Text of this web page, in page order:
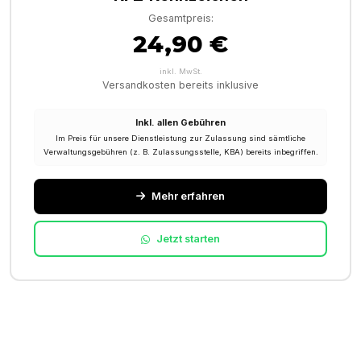
Gesamtpreis:
24,90 €
inkl. MwSt.
Versandkosten bereits inklusive
Inkl. allen Gebühren
Im Preis für unsere Dienstleistung zur Zulassung sind sämtliche
Verwaltungsgebühren (z. B. Zulassungsstelle, KBA) bereits inbegriffen.
Mehr erfahren
Jetzt starten